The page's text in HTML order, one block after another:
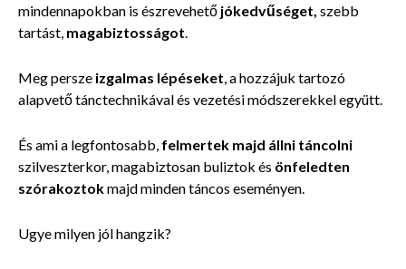
mindennapokban is észrevehető jókedvűséget, szebb
tartást, magabiztosságot.
Meg persze izgalmas lépéseket, a hozzájuk tartozó
alapvető tánctechnikával és vezetési módszerekkel együtt.
És ami a legfontosabb, felmertek majd állni táncolni
szilveszterkor, magabiztosan buliztok és önfeledten
szórakoztokmajd minden táncos eseményen.
Ugye milyen jól hangzik?